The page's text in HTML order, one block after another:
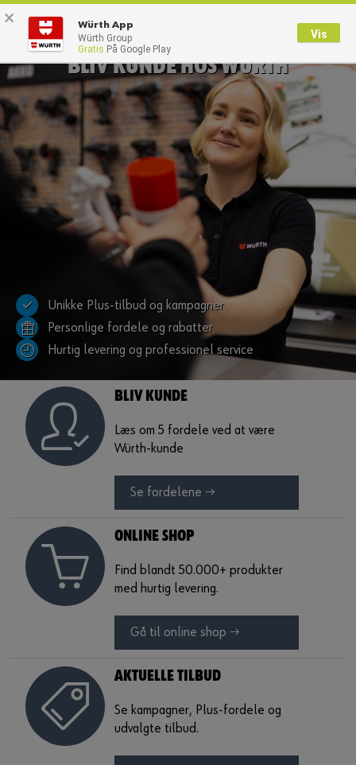
Med brugernavn Log på med kundenummer
Brugernavn
Adgangskode
Husk login data
Login
eller
Har du lyst til at være en online kunde?
Tilmeld dig her i tre enkle trin for at bruge alle funktionerne i
Kun salg til erhvervskunder
Bliv kunde / Opret online bruger
BLIV KUNDE HOS WÜRTH
✓
Unikke Plus-tilbud og kampagner
Personlige fordele og rabatter
Hurtig levering og professionel service
BLIV KUNDE
Læs om 5 fordele ved at være
Würth-kunde
Se fordelene →
ONLINE SHOP
Find blandt 50.000+ produkter
med hurtig levering.
Gå til online shop →
AKTUELLE TILBUD
Se kampagner, Plus-fordele og
udvalgte tilbud.
× Würth App
Würth Group
Gratis På Google Play
Vis